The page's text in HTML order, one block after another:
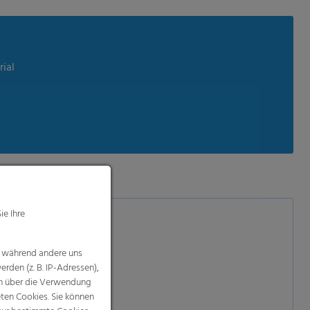
Ihre
andere uns
(z. B. IP-Adressen),
über die Verwendung
Cookies. Sie können